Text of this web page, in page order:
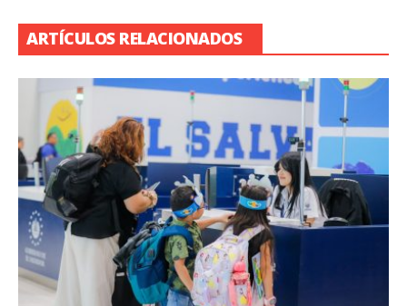
ARTÍCULOS RELACIONADOS